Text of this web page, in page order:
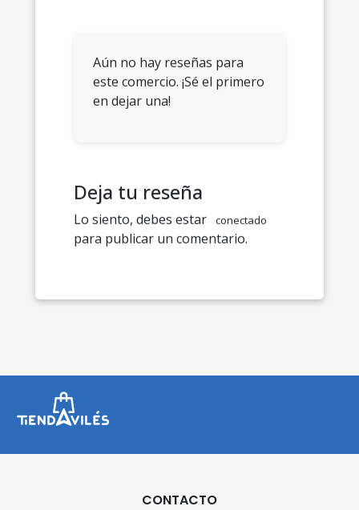
Aún no hay reseñas para
este comercio. ¡Sé el primero
en dejar una!
Deja tu reseña
Lo siento, debes estar conectado
para publicar un comentario.
CONTACTO